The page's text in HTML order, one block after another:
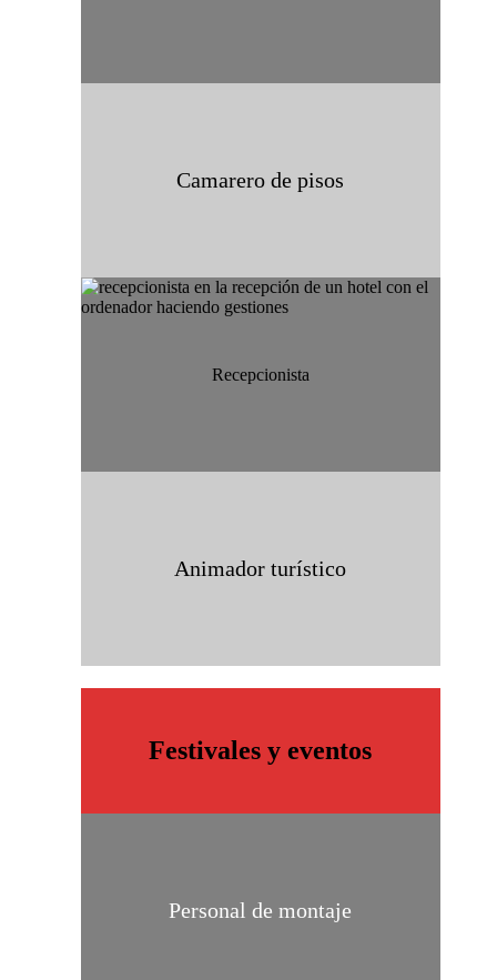
Camarero de pisos
Recepcionista
Animador turístico
Festivales y eventos
Personal de montaje